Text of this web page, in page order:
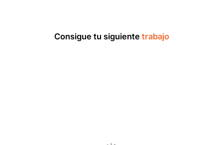
Consigue tu siguiente trabajo